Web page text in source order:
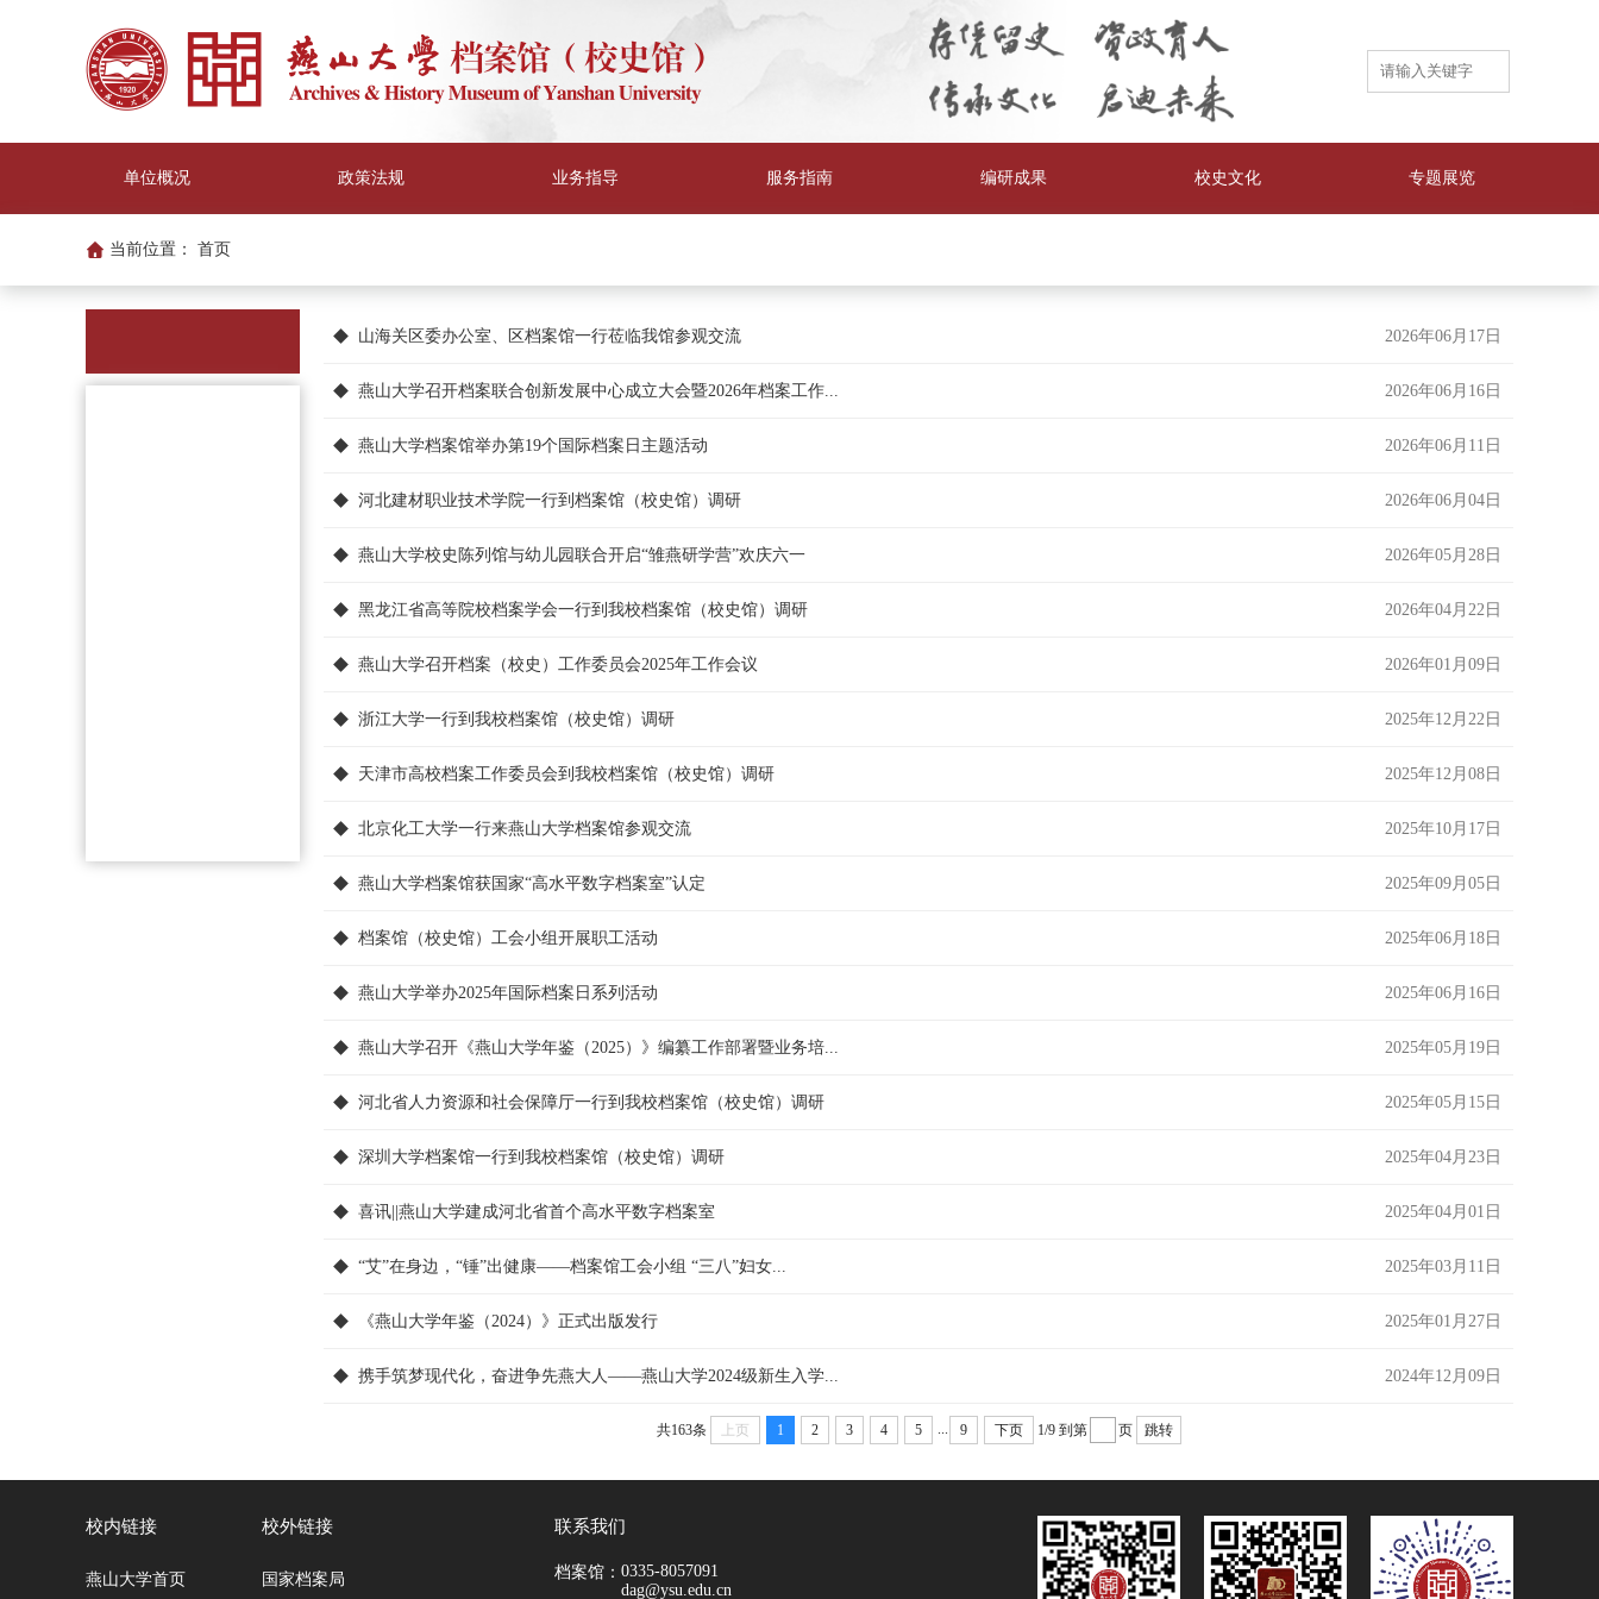
单位概况 政策法规 业务指导 服务指南 编研成果 校史文化 专题展览
当前位置： 首页
山海关区委办公室、区档案馆一行莅临我馆参观交流 2026年06月17日
燕山大学召开档案联合创新发展中心成立大会暨2026年档案工作... 2026年06月16日
燕山大学档案馆举办第19个国际档案日主题活动 2026年06月11日
河北建材职业技术学院一行到档案馆（校史馆）调研 2026年06月04日
燕山大学校史陈列馆与幼儿园联合开启“雏燕研学营”欢庆六一 2026年05月28日
黑龙江省高等院校档案学会一行到我校档案馆（校史馆）调研 2026年04月22日
燕山大学召开档案（校史）工作委员会2025年工作会议 2026年01月09日
浙江大学一行到我校档案馆（校史馆）调研 2025年12月22日
天津市高校档案工作委员会到我校档案馆（校史馆）调研 2025年12月08日
北京化工大学一行来燕山大学档案馆参观交流 2025年10月17日
燕山大学档案馆获国家“高水平数字档案室”认定 2025年09月05日
档案馆（校史馆）工会小组开展职工活动 2025年06月18日
燕山大学举办2025年国际档案日系列活动 2025年06月16日
燕山大学召开《燕山大学年鉴（2025）》编纂工作部署暨业务培... 2025年05月19日
河北省人力资源和社会保障厅一行到我校档案馆（校史馆）调研 2025年05月15日
深圳大学档案馆一行到我校档案馆（校史馆）调研 2025年04月23日
喜讯||燕山大学建成河北省首个高水平数字档案室 2025年04月01日
“艾”在身边，“锤”出健康——档案馆工会小组 “三八”妇女... 2025年03月11日
《燕山大学年鉴（2024）》正式出版发行 2025年01月27日
携手筑梦现代化，奋进争先燕大人——燕山大学2024级新生入学... 2024年12月09日
共163条 上页 1 2 3 4 5 9 下页 1/9 到第 页 跳转
校内链接
燕山大学首页
校外链接
国家档案局
联系我们
档案馆： 0335-8057091
dag@ysu.edu.cn